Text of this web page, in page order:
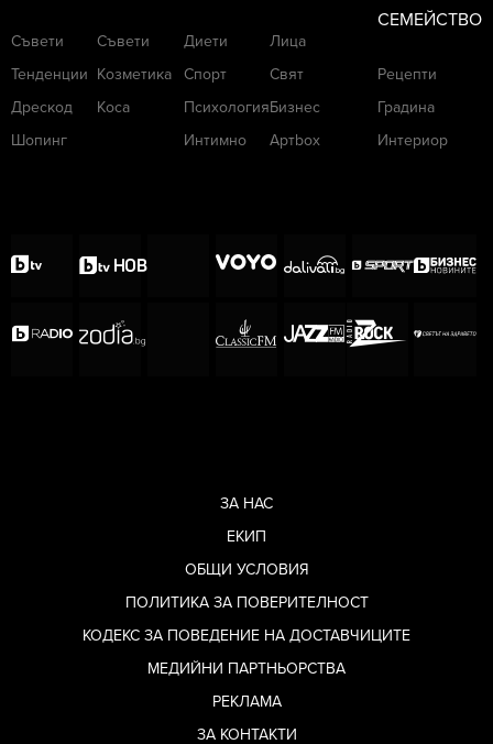
Съвети
Тенденции
Дрескод
Шопинг
Съвети
Козметика
Коса
Диети
Спорт
Психология
Интимно
Лица
Свят
Бизнес
Артbox
СЕМЕЙСТВО
Рецепти
Градина
Интериор
ЗА НАС
ЕКИП
ОБЩИ УСЛОВИЯ
ПОЛИТИКА ЗА ПОВЕРИТЕЛНОСТ
КОДЕКС ЗА ПОВЕДЕНИЕ НА ДОСТАВЧИЦИТЕ
МЕДИЙНИ ПАРТНЬОРСТВА
РЕКЛАМА
ЗА КОНТАКТИ